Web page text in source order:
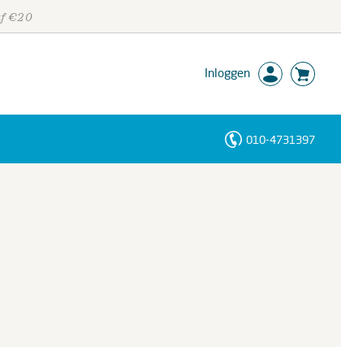
€20
Inloggen
010-4731397